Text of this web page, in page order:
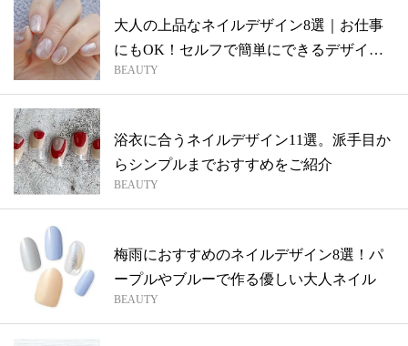
大人の上品なネイルデザイン8選｜お仕事
にもOK！セルフで簡単にできるデザイン
をご...
BEAUTY
浴衣に合うネイルデザイン11選。派手目か
らシンプルまでおすすめをご紹介
BEAUTY
梅雨におすすめのネイルデザイン8選！パ
ープルやブルーで作る優しい大人ネイル
BEAUTY